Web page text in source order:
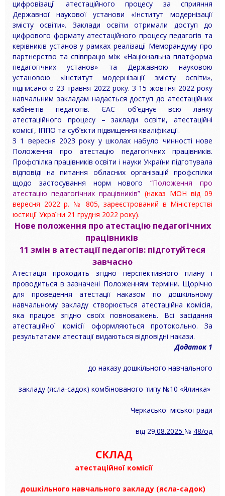
цифровізації атестаційного процесу за сприяння
Державної наукової установи «Інститут модернізації
змісту освіти». Заклади освіти отримали доступ до
цифрового формату атестаційного процесу педагогів та
керівників установ у рамках реалізації Меморандуму про
партнерство та співпрацю між «Національна платформа
педагогічних установ» та Державною науковою
установою «Інститут модернізації змісту освіти»,
підписаного 23 травня 2022 року. З 15 жовтня 2022 року
навчальним закладам надається доступ до атестаційних
кабінетів педагогів. ЄАС об’єднує всю ланку
атестаційного процесу – заклади освіти, атестаційні
комісії, ІППО та суб’єкти підвищення кваліфікації.
З 1 вересня 2023 року у школах набуло чинності нове
Положення про атестацію педагогічних працівників.
Профспілка працівників освіти і науки України підготувала
відповіді на питання обласних організацій профспілки
щодо застосування норм нового“Положення про
атестацію педагогічних працівників” (наказ МОН від 09
вересня 2022 р. № 805, зареєстрований в Міністерстві
юстиції України 21 грудня 2022 року).
Нове положення про атестацію педагогічних
працівників
11 змін в атестації педагогів: підготуйтеся
завчасно
Атестація проходить згідно перспективного плану і
проводиться в зазначені Положенням терміни. Щорічно
для проведення атестації наказом по дошкільному
навчальному закладу створюється атестаційна комісія,
яка працює згідно своїх повноважень. Всі засідання
атестаційної комісії оформляються протокольно. За
результатами атестації видаються відповідні накази.
Додаток 1
до наказу дошкільного навчального
закладу (ясла-садок) комбінованого типу №10 «Ялинка»
Черкаської міської ради
від 29.08.2025 № 48/од
СКЛАД
атестаційної комісії
дошкільного навчального закладу (ясла-садок)